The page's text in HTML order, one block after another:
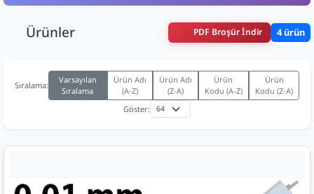
Ürünler PDF Broşür İndir 4 ürün
Sıralama:
Varsayılan
Sıralama
Ürün Adı
(A-Z)
Ürün Adı
(Z-A)
Ürün
Kodu (A-Z)
Ürün
Kodu (Z-A)
Göster: